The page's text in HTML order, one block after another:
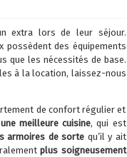
extra lors de leur séjour.
possèdent des équipements
que les nécessités de base.
à la location, laissez-nous
de confort régulier et
une meilleure cuisine, qui est
armoires de sorte qu’il y ait
plus soigneusement